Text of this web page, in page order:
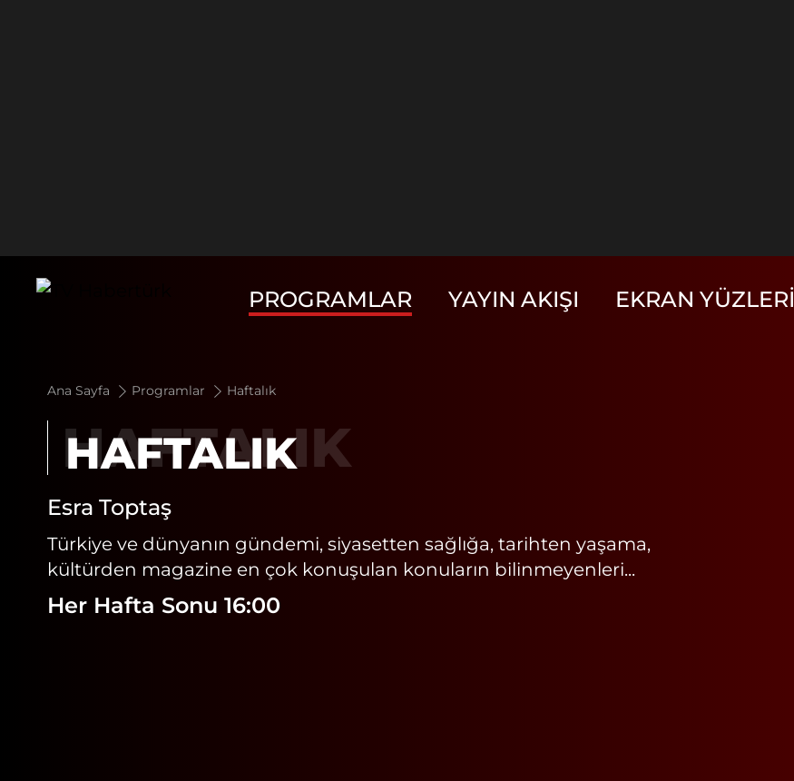
PROGRAMLAR YAYIN AKIŞI EKRAN YÜZLERI
Ana Sayfa Programlar Haftalık
HAFTALIK
Esra Toptaş
Türkiye ve dünyanın gündemi, siyasetten sağlığa, tarihten yaşama,
kültürden magazine en çok konuşulan konuların bilinmeyenleri...
Her Hafta Sonu 16:00